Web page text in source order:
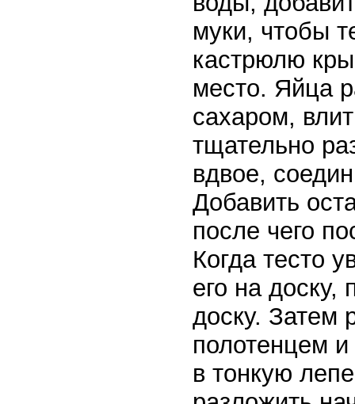
муки, чтобы
кастрюлю
место. Яйца
сахаром,
тщательно
вдвое,
Добавить
после чего
Когда тесто
его на
доску. Затем
полотенцем и
в тонкую